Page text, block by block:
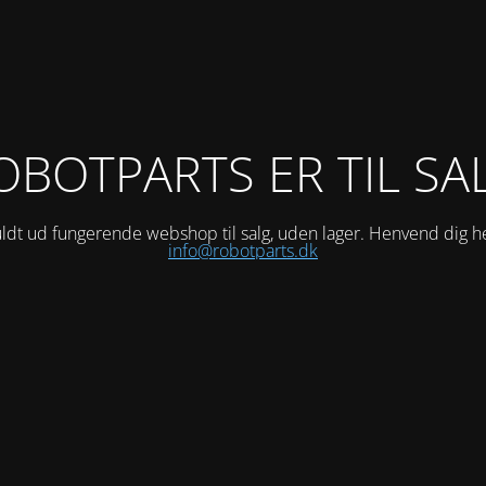
ER TIL
ud fungerende webshop til salg, uden lager. Henvend dig
info@robotparts.dk